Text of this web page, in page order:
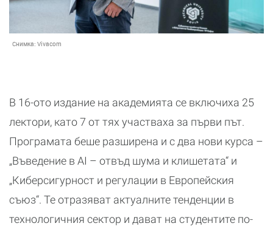
Снимка: Vivacom
В 16-ото издание на академията се включиха 25
лектори, като 7 от тях участваха за първи път.
Програмата беше разширена и с два нови курса –
„Въведение в AI – отвъд шума и клишетата“ и
„Киберсигурност и регулации в Европейския
съюз“. Те отразяват актуалните тенденции в
технологичния сектор и дават на студентите по-